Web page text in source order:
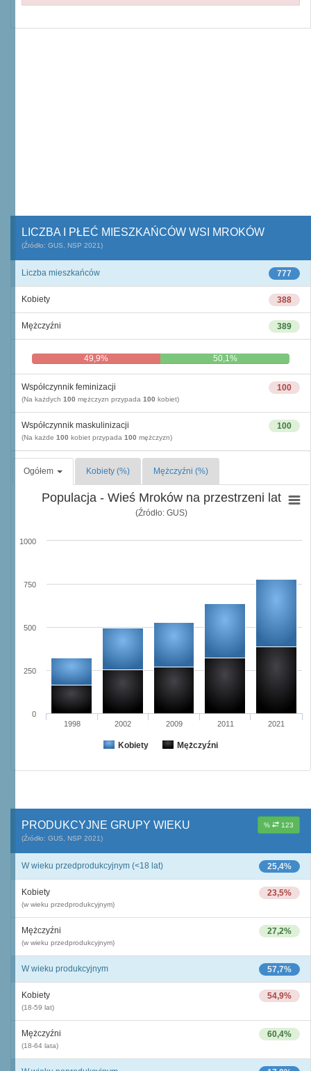
LICZBA I PŁEĆ MIESZKAŃCÓW WSI MROKÓW
(Źródło: GUS, NSP 2021)
777
Liczba mieszkańców
388
Kobiety
389
Mężczyźni
49,9% 50,1%
100
Współczynnik feminizacji
(Na każdych 100 mężczyzn przypada 100 kobiet)
100
Współczynnik maskulinizacji
(Na każde 100 kobiet przypada 100 mężczyzn)
Ogółem Kobiety (%) Mężczyźni (%)
Populacja - Wieś Mroków na przestrzeni lat
(Źródło: GUS)
Kobiety Mężczyźni
1998 2002 2009 2011 2021
0
250
500
750
1000
% 123
PRODUKCYJNE GRUPY WIEKU
(Źródło: GUS, NSP 2021)
25,4%
W wieku przedprodukcyjnym (<18 lat)
23,5%
Kobiety
(w wieku przedprodukcyjnym)
27,2%
Mężczyźni
(w wieku przedprodukcyjnym)
57,7%
W wieku produkcyjnym
54,9%
Kobiety
(18-59 lat)
60,4%
Mężczyźni
(18-64 lata)